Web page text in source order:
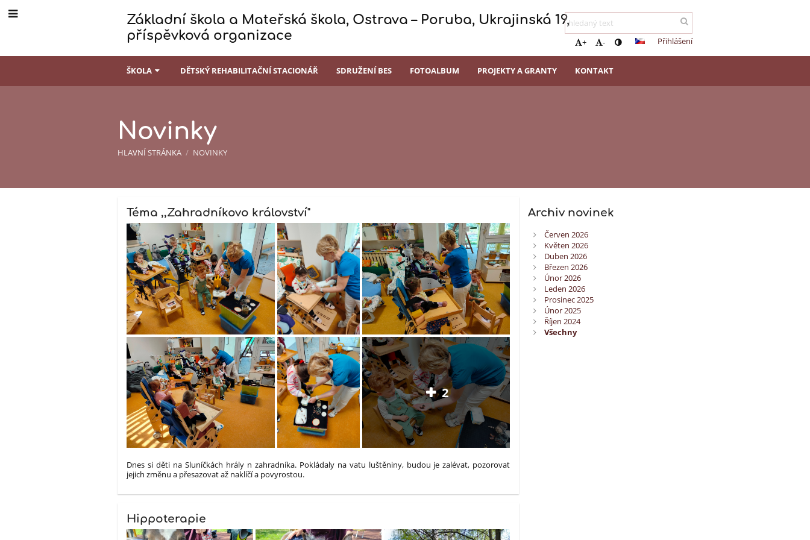
Základní škola a Mateřská škola, Ostrava – Poruba, Ukrajinská 19,
příspěvková organizace
+ - Přihlášení
ŠKOLA DĚTSKÝ REHABILITAČNÍ STACIONÁŘ SDRUŽENÍ BES FOTOALBUM PROJEKTY A GRANTY KONTAKT
Novinky
HLAVNÍ STRÁNKA / NOVINKY
Novinky
Téma ,,Zahradníkovo království"
2
Dnes si děti na Sluníčkách hrály n zahradníka. Pokládaly na vatu luštěniny, budou je zalévat, pozorovat
jejich změnu a přesazovat až naklíčí a povyrostou.
Hippoterapie
Archiv novinek
Červen 2026
Květen 2026
Duben 2026
Březen 2026
Únor 2026
Leden 2026
Prosinec 2025
Únor 2025
Říjen 2024
Všechny